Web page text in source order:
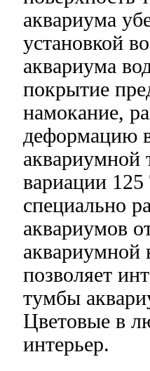
аквариума
установкой
аквариума
покрытие
намокание,
деформацию
вариации
специально
аквариумов
аквариумной
позволяет
тумбы
Цветовые в
интерьер.